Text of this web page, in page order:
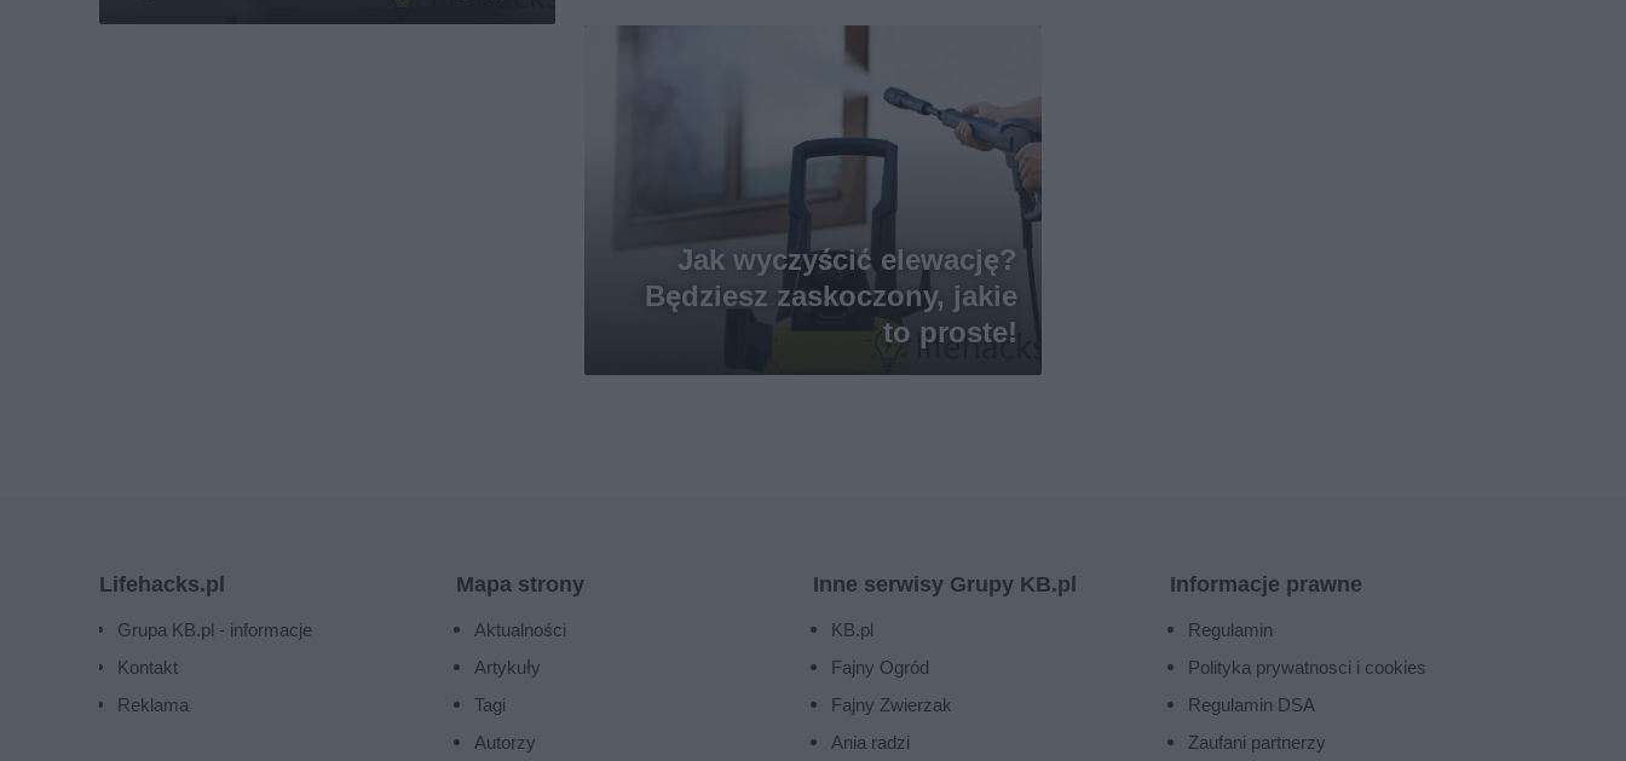
Jak wyczyścić elewację?
Będziesz zaskoczony, jakie
to proste!
Lifehacks.pl
Grupa KB.pl - informacje
Kontakt
Reklama
Mapa strony
Aktualności
Artykuły
Tagi
Autorzy
Inne serwisy Grupy KB.pl
KB.pl
Fajny Ogród
Fajny Zwierzak
Ania radzi
Informacje prawne
Regulamin
Polityka prywatnosci i cookies
Regulamin DSA
Zaufani partnerzy